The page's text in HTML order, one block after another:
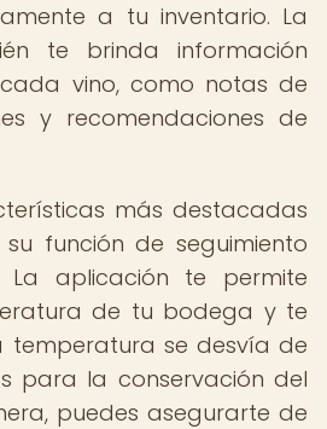
a tu inventario. La
te brinda información
vino, como notas de
y recomendaciones de
más destacadas
función de seguimiento
La aplicación te permite
de tu bodega y te
temperatura se desvía de
para la conservación del
puedes asegurarte de